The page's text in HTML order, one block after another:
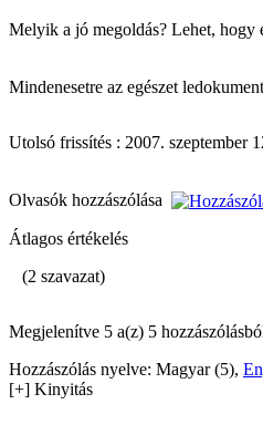
Melyik a jó megoldás? Lehet, hogy
Mindenesetre az egészet
Utolsó frissítés : 2007. szeptember
Olvasók hozzászólása
Átlagos értékelés
(2 szavazat)
Megjelenítve 5 a(z) 5
Hozzászólás nyelve: Magyar (5),
[+] Kinyitás